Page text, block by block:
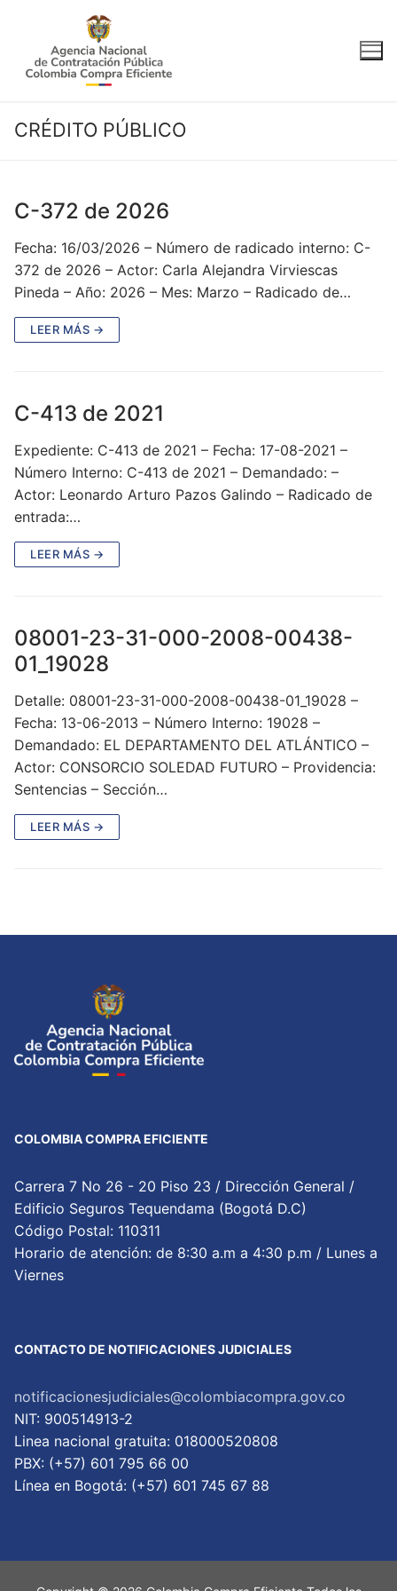
contenido
CRÉDITO PÚBLICO
C-372 de 2026
Fecha: 16/03/2026 – Número de radicado interno: C-
372 de 2026 – Actor: Carla Alejandra Virviescas
Pineda – Año: 2026 – Mes: Marzo – Radicado de…
LEER MÁS →
C-413 de 2021
Expediente: C-413 de 2021 – Fecha: 17-08-2021 –
Número Interno: C-413 de 2021 – Demandado: –
Actor: Leonardo Arturo Pazos Galindo – Radicado de
entrada:…
LEER MÁS →
08001-23-31-000-2008-00438-
01_19028
Detalle: 08001-23-31-000-2008-00438-01_19028 –
Fecha: 13-06-2013 – Número Interno: 19028 –
Demandado: EL DEPARTAMENTO DEL ATLÁNTICO –
Actor: CONSORCIO SOLEDAD FUTURO – Providencia:
Sentencias – Sección…
LEER MÁS →
COLOMBIA COMPRA EFICIENTE
Carrera 7 No 26 - 20 Piso 23 / Dirección General /
Edificio Seguros Tequendama (Bogotá D.C)
Código Postal: 110311
Horario de atención: de 8:30 a.m a 4:30 p.m / Lunes a
Viernes
CONTACTO DE NOTIFICACIONES JUDICIALES
notificacionesjudiciales@colombiacompra.gov.co
NIT: 900514913-2
Linea nacional gratuita: 018000520808
PBX: (+57) 601 795 66 00
Lí­nea en Bogotá: (+57) 601 745 67 88